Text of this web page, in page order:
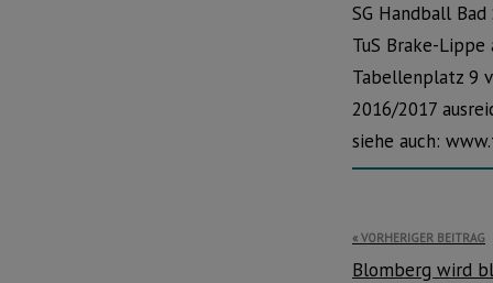
SG Handball
TuS Brake-
Tabellenplatz 9
2016/2017
siehe auch:
VORHERIGER BEITRAG
Blomberg wird